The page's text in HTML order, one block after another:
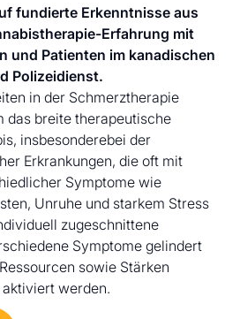
fundierte Erkenntnisse aus
Erfahrung mit
und Patienten im kanadischen
Polizeidienst.
in der Schmerztherapie
das breite therapeutische
insbesonderebei der
Erkrankungen, die oft mit
Symptome wie
Unruhe und starkem Stress
zugeschnittene
Symptome gelindert
sowie Stärken
werden.